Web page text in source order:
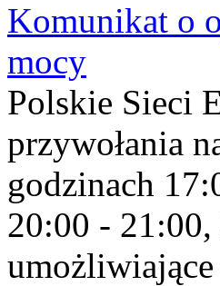
Komunikat o
mocy
Polskie Sieci
przywołania
godzinach
20:00 -